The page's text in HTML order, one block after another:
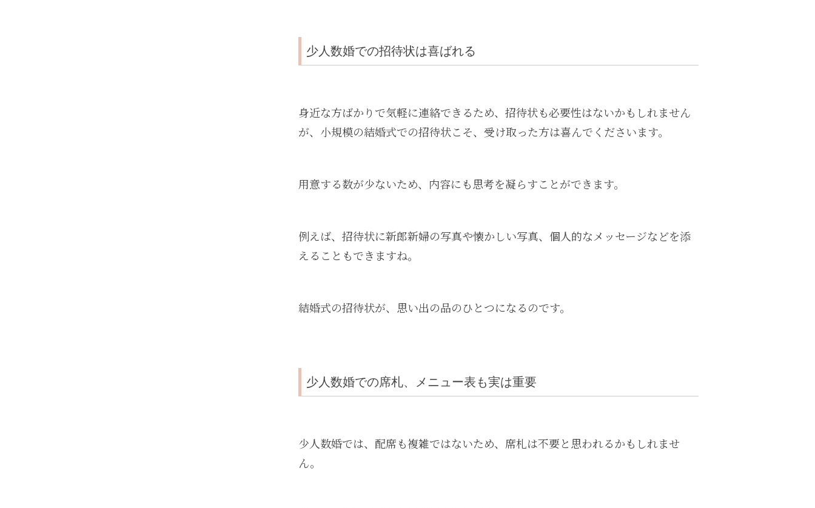
少人数婚での招待状は喜ばれる
身近な方ばかりで気軽に連絡できるため、招待状も必要性はないかもしれません
が、小規模の結婚式での招待状こそ、受け取った方は喜んでくださいます。
用意する数が少ないため、内容にも思考を凝らすことができます。
例えば、招待状に新郎新婦の写真や懐かしい写真、個人的なメッセージなどを添
えることもできますね。
結婚式の招待状が、思い出の品のひとつになるのです。
少人数婚での席札、メニュー表も実は重要
少人数婚では、配席も複雑ではないため、席札は不要と思われるかもしれませ
ん。